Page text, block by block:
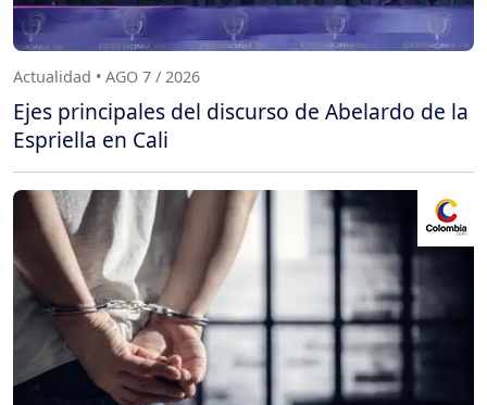
Actualidad • AGO 7 / 2026
Ejes principales del discurso de Abelardo de la
Espriella en Cali